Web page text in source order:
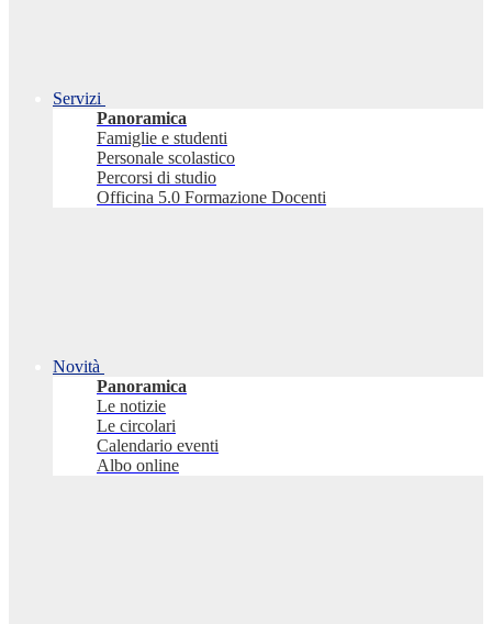
Servizi
Panoramica
Famiglie e studenti
Personale scolastico
Percorsi di studio
Officina 5.0 Formazione Docenti
Novità
Panoramica
Le notizie
Le circolari
Calendario eventi
Albo online